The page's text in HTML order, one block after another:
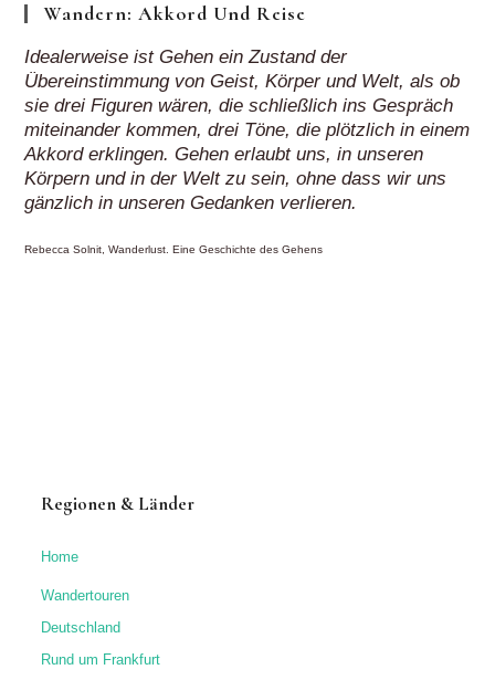
Wandern: Akkord Und Reise
Idealerweise ist Gehen ein Zustand der
Übereinstimmung von Geist, Körper und Welt, als ob
sie drei Figuren wären, die schließlich ins Gespräch
miteinander kommen, drei Töne, die plötzlich in einem
Akkord erklingen. Gehen erlaubt uns, in unseren
Körpern und in der Welt zu sein, ohne dass wir uns
gänzlich in unseren Gedanken verlieren.
Rebecca Solnit, Wanderlust. Eine Geschichte des Gehens
Regionen & Länder
Home
Wandertouren
Deutschland
Rund um Frankfurt